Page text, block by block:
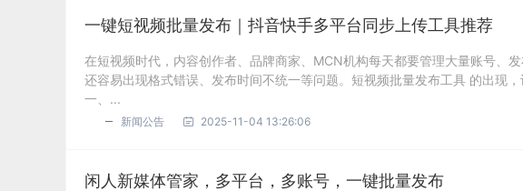
一键短视频批量发布｜抖音快手多平台同步上传工具推荐
在短视频时代，内容创作者、品牌商家、MCN机构每天都要管理大量账号、
还容易出现格式错误、发布时间不统一等问题。短视频批量发布工具 的出现
一、...
新闻公告 2025-11-04 13:26:06
闲人新媒体管家，多平台，多账号，一键批量发布